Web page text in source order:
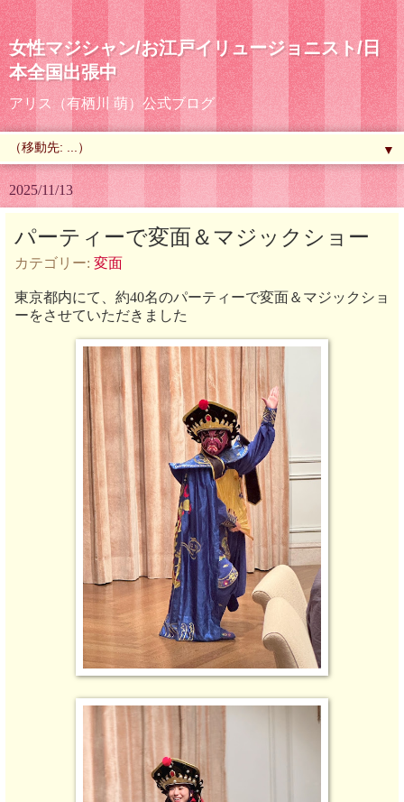
女性マジシャン/お江戸イリュージョニスト/日
本全国出張中
アリス（有栖川 萌）公式ブログ
▼
2025/11/13
パーティーで変面＆マジックショー
カテゴリー: 変面
東京都内にて、約40名のパーティーで変面＆マジックショ
ーをさせていただきました